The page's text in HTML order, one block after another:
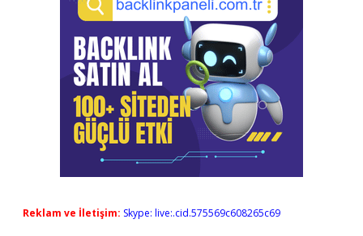
Reklam ve İletişim: Skype: live:.cid.575569c608265c69